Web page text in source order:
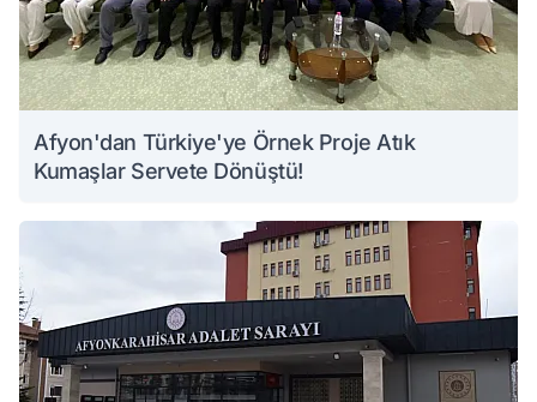
Afyon'dan Türkiye'ye Örnek Proje Atık
Kumaşlar Servete Dönüştü!